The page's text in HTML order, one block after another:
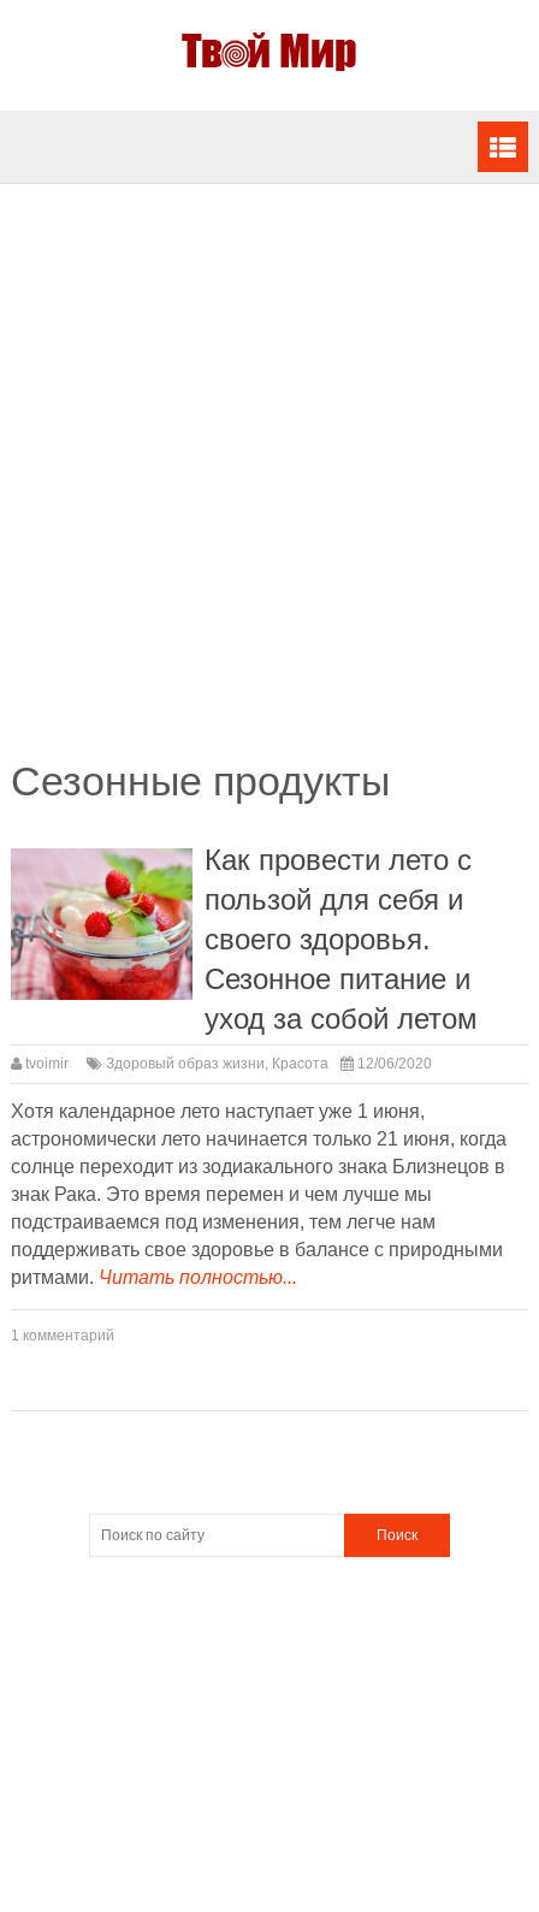
Сезонные продукты
Как провести лето с
пользой для себя и
своего здоровья.
Сезонное питание и
уход за собой летом
tvoimir Здоровый образ жизни, Красота 12/06/2020
Хотя календарное лето наступает уже 1 июня,
астрономически лето начинается только 21 июня, когда
солнце переходит из зодиакального знака Близнецов в
знак Рака. Это время перемен и чем лучше мы
подстраиваемся под изменения, тем легче нам
поддерживать свое здоровье в балансе с природными
ритмами. Читать полностью...
1 комментарий